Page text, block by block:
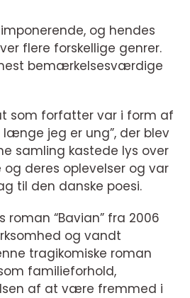
og hendes
flere forskellige genrer.
bemærkelsesværdige
som forfatter var i form af
jeg er ung”, der blev
samling kastede lys over
deres oplevelser og var
til den danske poesi.
roman “Bavian” fra 2006
og vandt
tragikomiske roman
familieforhold,
af at være fremmed i